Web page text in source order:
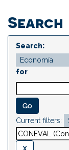
Search
Search:
for
Current filters: